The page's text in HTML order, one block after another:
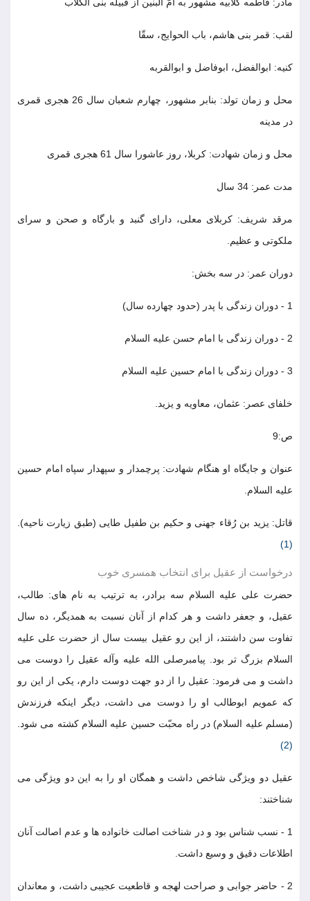
مادر: فاطمه کلابیه مشهور به امّ البنین از قبیله بنی الکلاب
لقب: قمر بنی هاشم، باب الحوایج، سقّا
کنیه: ابوالفضل، ابوفاضل و ابوالقربه
محل و زمان تولد: بنابر مشهور، چهارم شعبان سال 26 هجری قمری
در مدینه
محل و زمان شهادت: کربلا، روز عاشورا سال 61 هجری قمری
مدت عمر: 34 سال
مرقد شریف: کربلای معلی، دارای گنبد و بارگاه و صحن و سرای
ملکوتی و عظیم.
دوران عمر: در سه بخش:
1 - دوران زندگی با پدر (حدود چهارده سال)
2 - دوران زندگی با امام حسن علیه السلام
3 - دوران زندگی با امام حسین علیه السلام
خلفای عصر: عثمان، معاویه و یزید.
ص:9
عنوان و جایگاه او هنگام شهادت: پرچمدار و سپهدار سپاه امام حسین
علیه السلام.
قاتل: یزید بن رُقاء جهنی و حکیم بن طفیل طایی (طبق زیارت ناحیه).
(1)
درخواست از عقیل برای انتخاب همسری خوب
حضرت علی علیه السلام سه برادر، به ترتیب به نام های: طالب،
عقیل، و جعفر داشت و هر کدام از آنان نسبت به همدیگر، ده سال
تفاوت سن داشتند، از این رو عقیل بیست سال از حضرت علی علیه
السلام بزرگ تر بود. پیامبرصلی الله علیه وآله عقیل را دوست می
داشت و می فرمود: عقیل را از دو جهت دوست دارم، یکی از این رو
که عمویم ابوطالب او را دوست می داشت، دیگر اینکه فرزندش
(مسلم علیه السلام) در راه محبّت حسین علیه السلام کشته می شود.
(2)
عقیل دو ویژگی شاخص داشت و همگان او را به این دو ویژگی می
شناختند:
1 - نسب شناس بود و در شناخت اصالت خانواده ها و عدم اصالت آنان
اطلاعات دقیق و وسیع داشت.
2 - حاضر جوابی و صراحت لهجه و قاطعیت عجیبی داشت، و معاندان